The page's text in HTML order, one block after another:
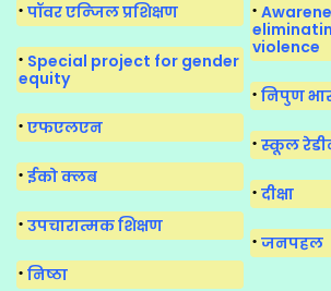
मीना मंच सुगमकर्ता
पॉवर एन्जिल प्रशिक्षण
violence
Special project for gender
equity
निपुण
एफएलएन
स्कूल
ईको क्लब
दीक्षा
उपचारात्मक शिक्षण
जनपहल
निष्ठा